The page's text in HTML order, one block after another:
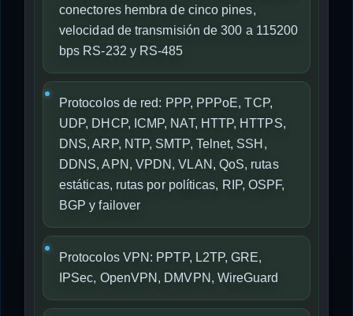
conectores hembra de cinco pines,
velocidad de transmisión de 300 a 115200
bps RS-232 y RS-485
Protocolos de red: PPP, PPPoE, TCP,
UDP, DHCP, ICMP, NAT, HTTP, HTTPS,
DNS, ARP, NTP, SMTP, Telnet, SSH,
DDNS, APN, VPDN, VLAN, QoS, rutas
estáticas, rutas por políticas, RIP, OSPF,
BGP y failover
Protocolos VPN: PPTP, L2TP, GRE,
IPSec, OpenVPN, DMVPN, WireGuard